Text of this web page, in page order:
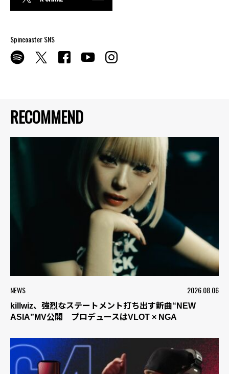
RECOMMEND
NEWS 2026.08.06
killwiz、強烈なステートメント打ち出す新曲“NEW
ASIA”MV公開 プロデュースはVLOT × NGA
Spincoaster SNS